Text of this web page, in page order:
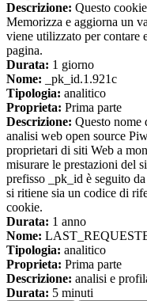
Descrizione: Questo
Memorizza e aggiorna un
viene utilizzato per contare
pagina.
Durata: 1 giorno
Nome: _pk_id.1.921c
Tipologia: analitico
Proprieta: Prima parte
Descrizione: Questo nome
analisi web open source
proprietari di siti Web a
misurare le prestazioni del
prefisso _pk_id è seguito
si ritiene sia un codice di
cookie.
Durata: 1 anno
Nome:
Tipologia: analitico
Proprieta: Prima parte
Descrizione: analisi e
Durata: 5 minuti